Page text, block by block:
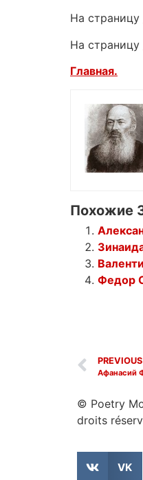
На страницу
На страницу
Главная.
Похожие
Федор
PREVIOUS
Афанасий
© Poetry
droits
VK